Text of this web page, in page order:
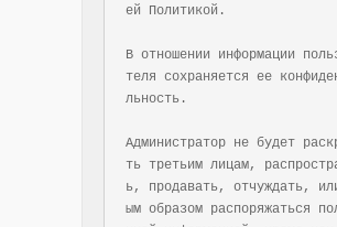
ей Политикой.
В отношении информации
теля сохраняется ее
льность.
Администратор не будет
ть третьим лицам,
ь, продавать, отчуждать,
ым образом распоряжаться